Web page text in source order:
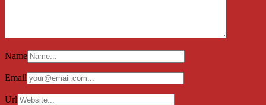
Name
Email
Url